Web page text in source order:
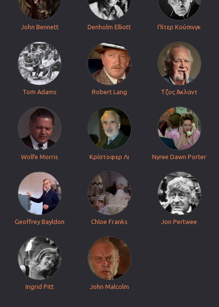
John Bennett Denholm Elliott Πίτερ Κούσινγκ
Tom Adams Robert Lang Τζος Άκλαντ
Wolfe Morris Κρίστοφερ Λι Nyree Dawn Porter
Geoffrey Bayldon Chloe Franks Jon Pertwee
Ingrid Pitt John Malcolm